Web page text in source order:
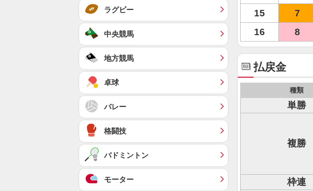
15
7
16
8
払戻金
種類
単勝
複勝
枠連
ラグビー
中央競馬
地方競馬
卓球
バレー
格闘技
バドミントン
モーター